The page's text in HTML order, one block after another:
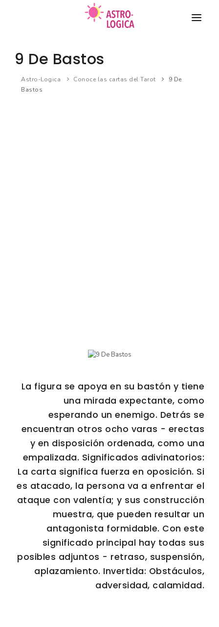
HORÓSCOPO
9 De Bastos
Astro-Logica Conoce las cartas del Tarot
9 De
Bastos
La figura se apoya en su bastón y tiene
una mirada expectante, como
esperando un enemigo. Detrás se
encuentran otros ocho varas - erectas
y en disposición ordenada, como una
empalizada. Significados adivinatorios:
La carta significa fuerza en oposición. Si
es atacado, la persona va a enfrentar el
ataque con valentía; y sus construcción
muestra, que pueden resultar un
antagonista formidable. Con este
significado principal hay todas sus
posibles adjuntos - retraso, suspensión,
aplazamiento. Invertida: Obstáculos,
adversidad, calamidad.